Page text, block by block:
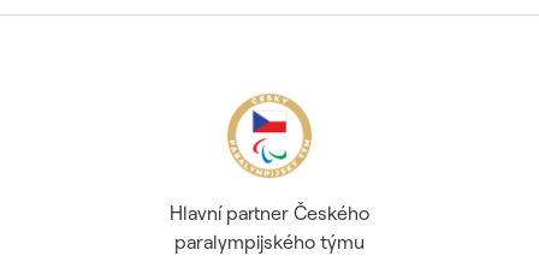
Hlavní partner Českého
paralympijského týmu